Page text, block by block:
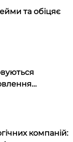
та обіцяє
компаній: